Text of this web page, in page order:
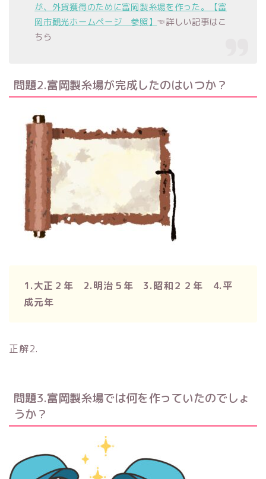
が、外貨獲得のために富岡製糸場を作った。【富
岡市観光ホームページ 参照】 ☜詳しい記事はこ
ちら
問題2.富岡製糸場が完成したのはいつか？
1.大正２年 2.明治５年 3.昭和２２年 4.平
成元年
正解2.
問題3.富岡製糸場では何を作っていたのでしょ
うか？